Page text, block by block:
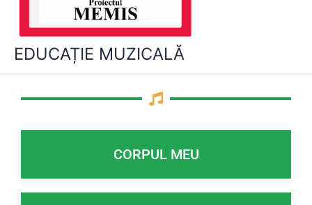
EDUCAȚIE MUZICALĂ
CORPUL MEU